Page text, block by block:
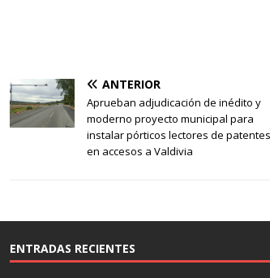
ANTERIOR
Aprueban adjudicación de inédito y
moderno proyecto municipal para
instalar pórticos lectores de patentes
en accesos a Valdivia
ENTRADAS RECIENTES